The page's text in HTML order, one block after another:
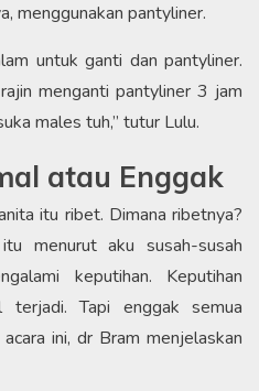
menggunakan pantyliner.
untuk ganti dan pantyliner.
menganti pantyliner 3 jam
males tuh,” tutur Lulu.
atau Enggak
itu ribet. Dimana ribetnya?
menurut aku susah-susah
keputihan. Keputihan
terjadi. Tapi enggak semua
ini, dr Bram menjelaskan